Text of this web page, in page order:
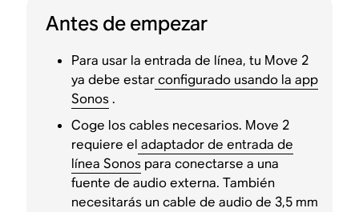
Antes de empezar
Para usar la entrada de línea, tu Move 2
ya debe estarconfigurado usando la app
Sonos.
Coge los cables necesarios. Move 2
requiere el adaptador de entrada de
línea Sonos para conectarse a una
fuente de audio externa. También
necesitarás un cable de audio de 3,5 mm